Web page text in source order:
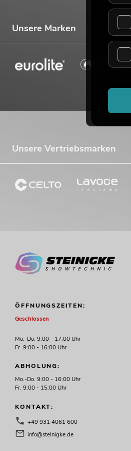
Unsere Marken
Unsere Vertriebsmarken
ÖFFNUNGSZEITEN:
Geschlossen
Mo.-Do. 9:00 - 17:00 Uhr
Fr. 9:00 - 16:00 Uhr
ABHOLUNG:
Mo.-Do. 9:00 - 16:00 Uhr
Fr. 9:00 - 15:00 Uhr
KONTAKT:
+49 931 4061 600
info@steinigke.de